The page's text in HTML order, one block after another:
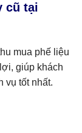
cũ tại
mua phế liệu
giúp khách
vụ tốt nhất.